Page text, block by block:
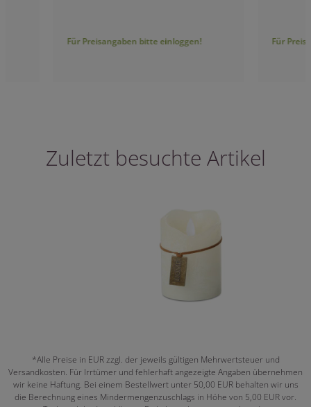
Für Preisangaben bitte einloggen! Für Preisangaben
Zuletzt besuchte Artikel
*Alle Preise in EUR zzgl. der jeweils gültigen Mehrwertsteuer und
Versandkosten. Für Irrtümer und fehlerhaft angezeigte Angaben übernehmen
wir keine Haftung. Bei einem Bestellwert unter 50,00 EUR behalten wir uns
die Berechnung eines Mindermengenzuschlags in Höhe von 5,00 EUR vor.